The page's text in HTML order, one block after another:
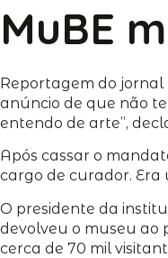
MuBE
Reportagem do jornal
anúncio de que não
entendo de arte”,
Após cassar o
cargo de curador. Era
O presidente da
devolveu o museu ao
cerca de 70 mil